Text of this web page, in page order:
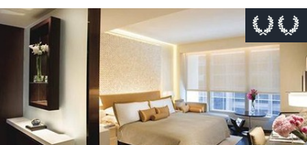
This page can't load Google Maps correctly.
Do you own this website?